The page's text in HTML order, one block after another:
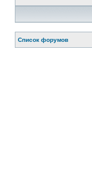
Список форумов